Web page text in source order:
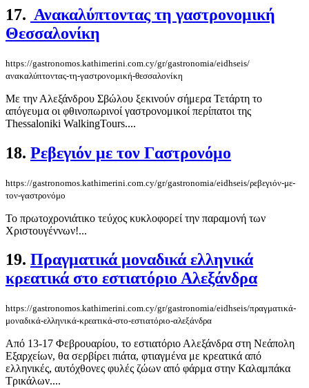
17. Ανακαλύπτοντας τη γαστρονομική
Θεσσαλονίκη
https://gastronomos.kathimerini.com.cy/gr/gastronomia/eidhseis/
ανακαλύπτοντας-τη-γαστρονομική-θεσσαλονίκη
Με την Αλεξάνδρου Σβώλου ξεκινούν σήμερα Τετάρτη το
απόγευμα οι φθινοπωρινοί γαστρονομικοί περίπατοι της
Thessaloniki WalkingTours....
18. Ρεβεγιόν με τον Γαστρονόμο
https://gastronomos.kathimerini.com.cy/gr/gastronomia/eidhseis/ρεβεγιόν-με-
τον-γαστρονόμο
Το πρωτοχρονιάτικο τεύχος κυκλοφορεί την παραμονή των
Χριστουγέννων!...
19. Πραγματικά μοναδικά ελληνικά
κρεατικά στο εστιατόριο Αλεξάνδρα
https://gastronomos.kathimerini.com.cy/gr/gastronomia/eidhseis/πραγματικά-
μοναδικά-ελληνικά-κρεατικά-στο-εστιατόριο-αλεξάνδρα
Από 13-17 Φεβρουαρίου, το εστιατόριο Αλεξάνδρα στη Νεάπολη
Εξαρχείων, θα σερβίρει πιάτα, φτιαγμένα με κρεατικά από
ελληνικές, αυτόχθονες φυλές ζώων από φάρμα στην Καλαμπάκα
Τρικάλων....